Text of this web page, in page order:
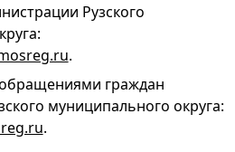
Рузского
.
граждан
муниципального округа:
.